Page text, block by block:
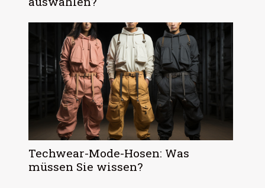
Techwear-Mode-Hosen: Was
müssen Sie wissen?